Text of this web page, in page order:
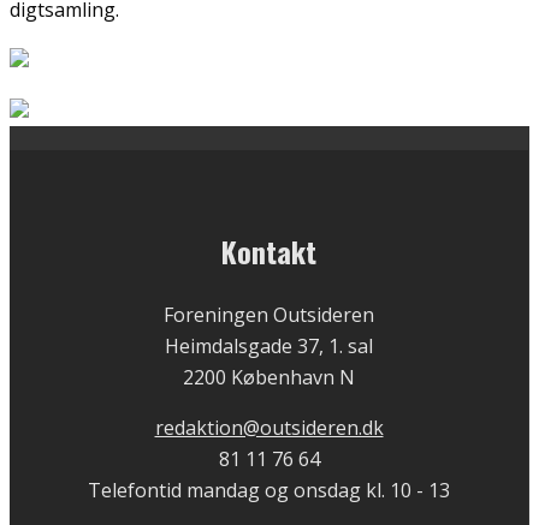
digtsamling.
Kontakt
Foreningen Outsideren
Heimdalsgade 37, 1. sal
2200 København N
redaktion@outsideren.dk
81 11 76 64
Telefontid mandag og onsdag kl. 10 - 13